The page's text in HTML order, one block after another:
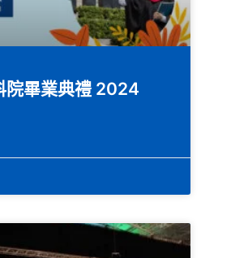
院畢業典禮 2024